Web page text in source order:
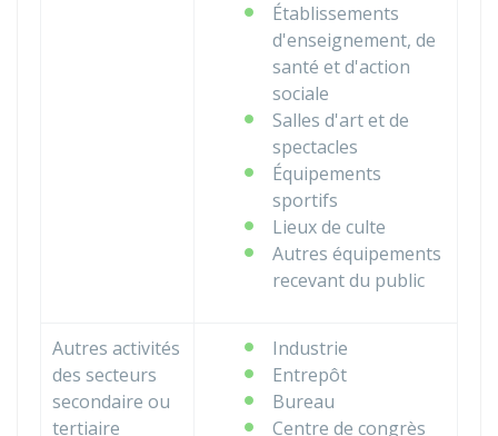
Établissements
d'enseignement, de
santé et d'action
sociale
Salles d'art et de
spectacles
Équipements
sportifs
Lieux de culte
Autres équipements
recevant du public
Autres activités
des secteurs
secondaire ou
tertiaire
Industrie
Entrepôt
Bureau
Centre de congrès